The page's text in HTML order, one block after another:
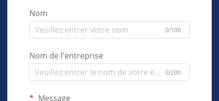
Nom
0/100
Nom de l'entreprise
0/200
Message